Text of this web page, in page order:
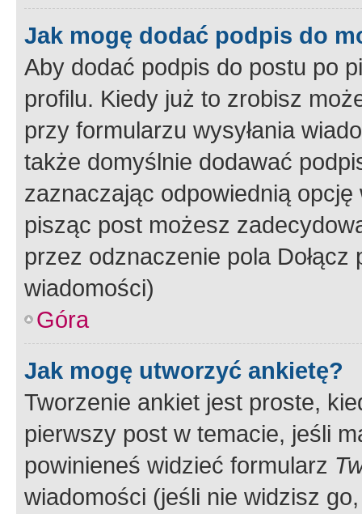
Jak mogę dodać podpis do
Aby dodać podpis do postu po
profilu. Kiedy już to zrobisz
przy formularzu wysyłania
także domyślnie dodawać
zaznaczając odpowiednią
pisząc post możesz
przez odznaczenie pola
wiadomości)
Góra
Jak mogę utworzyć ankietę?
Tworzenie ankiet jest proste,
pierwszy post w temacie, jeśli
powinieneś widzieć formularz
wiadomości (jeśli nie widzisz